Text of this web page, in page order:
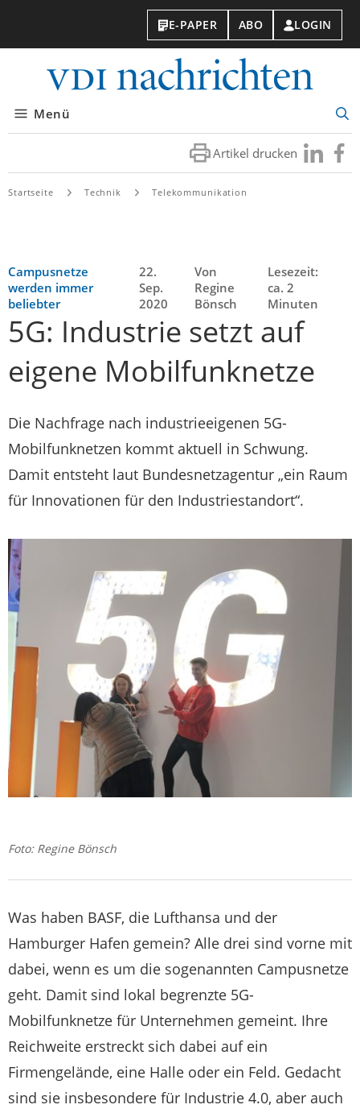
E-PAPER ABO LOGIN
Menü
Artikel drucken Besuchen
Sie
Sie
Startseite Technik Telekommunikation
Campusnetze
werden immer
beliebter
22.
Sep.
2020
Von
Regine
Bönsch
Lesezeit:
ca. 2
Minuten
5G: Industrie setzt auf
eigene Mobilfunknetze
Die Nachfrage nach industrieeigenen 5G-
Mobilfunknetzen kommt aktuell in Schwung.
Damit entsteht laut Bundesnetzagentur „ein Raum
für Innovationen für den Industriestandort“.
Foto: Regine Bönsch
Was haben BASF, die Lufthansa und der
Hamburger Hafen gemein? Alle drei sind vorne mit
dabei, wenn es um die sogenannten Campusnetze
geht. Damit sind lokal begrenzte 5G-
Mobilfunknetze für Unternehmen gemeint. Ihre
Reichweite erstreckt sich dabei auf ein
Firmengelände, eine Halle oder ein Feld. Gedacht
sind sie insbesondere für Industrie 4.0, aber auch